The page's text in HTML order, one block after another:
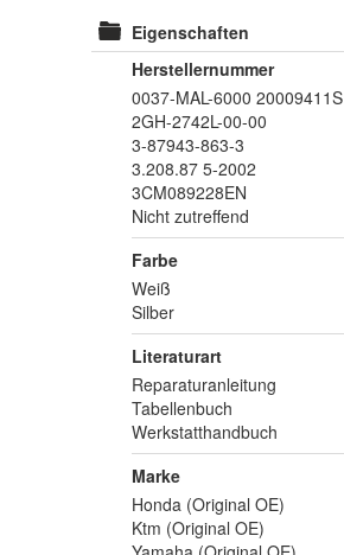
Eigenschaften
Herstellernummer
0037-MAL-6000 20009411S
2GH-2742L-00-00
3-87943-863-3
3.208.87 5-2002
3CM089228EN
Nicht zutreffend
Farbe
Weiß
Silber
Literaturart
Reparaturanleitung
Tabellenbuch
Werkstatthandbuch
Marke
Honda (Original OE)
Ktm (Original OE)